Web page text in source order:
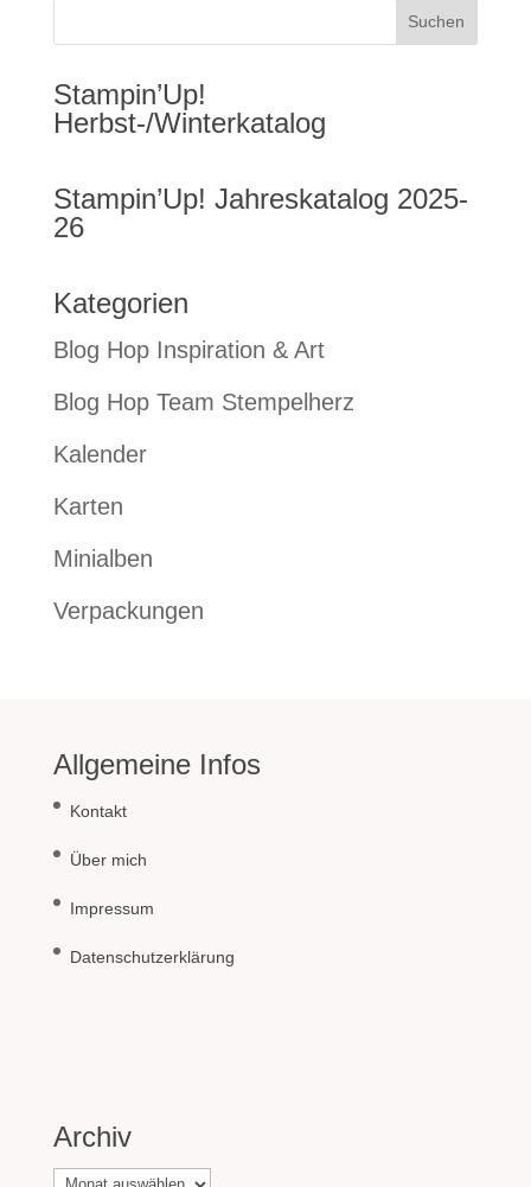
Stampin’Up!
Herbst-/Winterkatalog
Stampin’Up! Jahreskatalog 2025-
26
Kategorien
Blog Hop Inspiration & Art
Blog Hop Team Stempelherz
Kalender
Karten
Minialben
Verpackungen
Allgemeine Infos
Kontakt
Über mich
Impressum
Datenschutzerklärung
Archiv
Archiv